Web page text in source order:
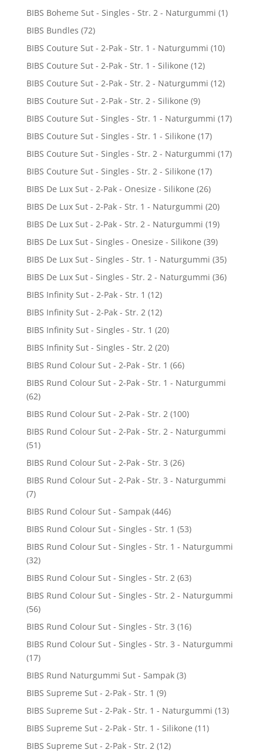
BIBS Boheme Sut - Singles - Str. 2 - Naturgummi (1)
BIBS Bundles (72)
BIBS Couture Sut - 2-Pak - Str. 1 - Naturgummi (10)
BIBS Couture Sut - 2-Pak - Str. 1 - Silikone (12)
BIBS Couture Sut - 2-Pak - Str. 2 - Naturgummi (12)
BIBS Couture Sut - 2-Pak - Str. 2 - Silikone (9)
BIBS Couture Sut - Singles - Str. 1 - Naturgummi (17)
BIBS Couture Sut - Singles - Str. 1 - Silikone (17)
BIBS Couture Sut - Singles - Str. 2 - Naturgummi (17)
BIBS Couture Sut - Singles - Str. 2 - Silikone (17)
BIBS De Lux Sut - 2-Pak - Onesize - Silikone (26)
BIBS De Lux Sut - 2-Pak - Str. 1 - Naturgummi (20)
BIBS De Lux Sut - 2-Pak - Str. 2 - Naturgummi (19)
BIBS De Lux Sut - Singles - Onesize - Silikone (39)
BIBS De Lux Sut - Singles - Str. 1 - Naturgummi (35)
BIBS De Lux Sut - Singles - Str. 2 - Naturgummi (36)
BIBS Infinity Sut - 2-Pak - Str. 1 (12)
BIBS Infinity Sut - 2-Pak - Str. 2 (12)
BIBS Infinity Sut - Singles - Str. 1 (20)
BIBS Infinity Sut - Singles - Str. 2 (20)
BIBS Rund Colour Sut - 2-Pak - Str. 1 (66)
BIBS Rund Colour Sut - 2-Pak - Str. 1 - Naturgummi
(62)
BIBS Rund Colour Sut - 2-Pak - Str. 2 (100)
BIBS Rund Colour Sut - 2-Pak - Str. 2 - Naturgummi
(51)
BIBS Rund Colour Sut - 2-Pak - Str. 3 (26)
BIBS Rund Colour Sut - 2-Pak - Str. 3 - Naturgummi
(7)
BIBS Rund Colour Sut - Sampak (446)
BIBS Rund Colour Sut - Singles - Str. 1 (53)
BIBS Rund Colour Sut - Singles - Str. 1 - Naturgummi
(32)
BIBS Rund Colour Sut - Singles - Str. 2 (63)
BIBS Rund Colour Sut - Singles - Str. 2 - Naturgummi
(56)
BIBS Rund Colour Sut - Singles - Str. 3 (16)
BIBS Rund Colour Sut - Singles - Str. 3 - Naturgummi
(17)
BIBS Rund Naturgummi Sut - Sampak (3)
BIBS Supreme Sut - 2-Pak - Str. 1 (9)
BIBS Supreme Sut - 2-Pak - Str. 1 - Naturgummi (13)
BIBS Supreme Sut - 2-Pak - Str. 1 - Silikone (11)
BIBS Supreme Sut - 2-Pak - Str. 2 (12)